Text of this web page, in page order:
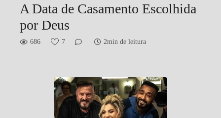
A Data de Casamento Escolhida
por Deus
686 7 2min de leitura